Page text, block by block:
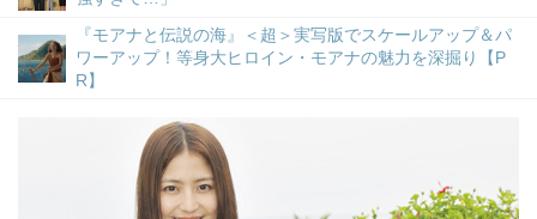
『モアナと伝説の海』＜超＞実写版でスケールアップ＆パ
ワーアップ！等身大ヒロイン・モアナの魅力を深掘り【P
R】